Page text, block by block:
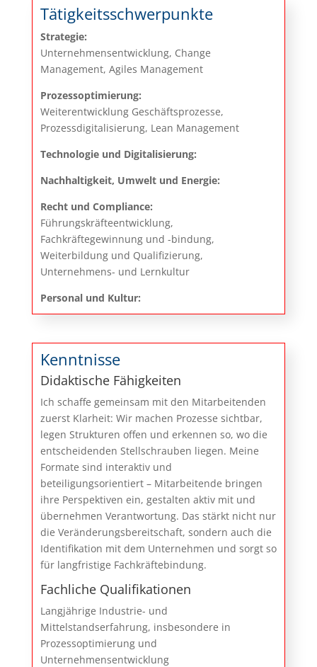
Tätigkeitsschwerpunkte
Strategie:
Unternehmensentwicklung, Change
Management, Agiles Management
Prozessoptimierung:
Weiterentwicklung Geschäftsprozesse,
Prozessdigitalisierung, Lean Management
Technologie und Digitalisierung:
Nachhaltigkeit, Umwelt und Energie:
Recht und Compliance:
Führungskräfteentwicklung,
Fachkräftegewinnung und -bindung,
Weiterbildung und Qualifizierung,
Unternehmens- und Lernkultur
Personal und Kultur:
Kenntnisse
Didaktische Fähigkeiten
Ich schaffe gemeinsam mit den Mitarbeitenden
zuerst Klarheit: Wir machen Prozesse sichtbar,
legen Strukturen offen und erkennen so, wo die
entscheidenden Stellschrauben liegen. Meine
Formate sind interaktiv und
beteiligungsorientiert – Mitarbeitende bringen
ihre Perspektiven ein, gestalten aktiv mit und
übernehmen Verantwortung. Das stärkt nicht nur
die Veränderungsbereitschaft, sondern auch die
Identifikation mit dem Unternehmen und sorgt so
für langfristige Fachkräftebindung.
Fachliche Qualifikationen
Langjährige Industrie- und
Mittelstandserfahrung, insbesondere in
Prozessoptimierung und
Unternehmensentwicklung